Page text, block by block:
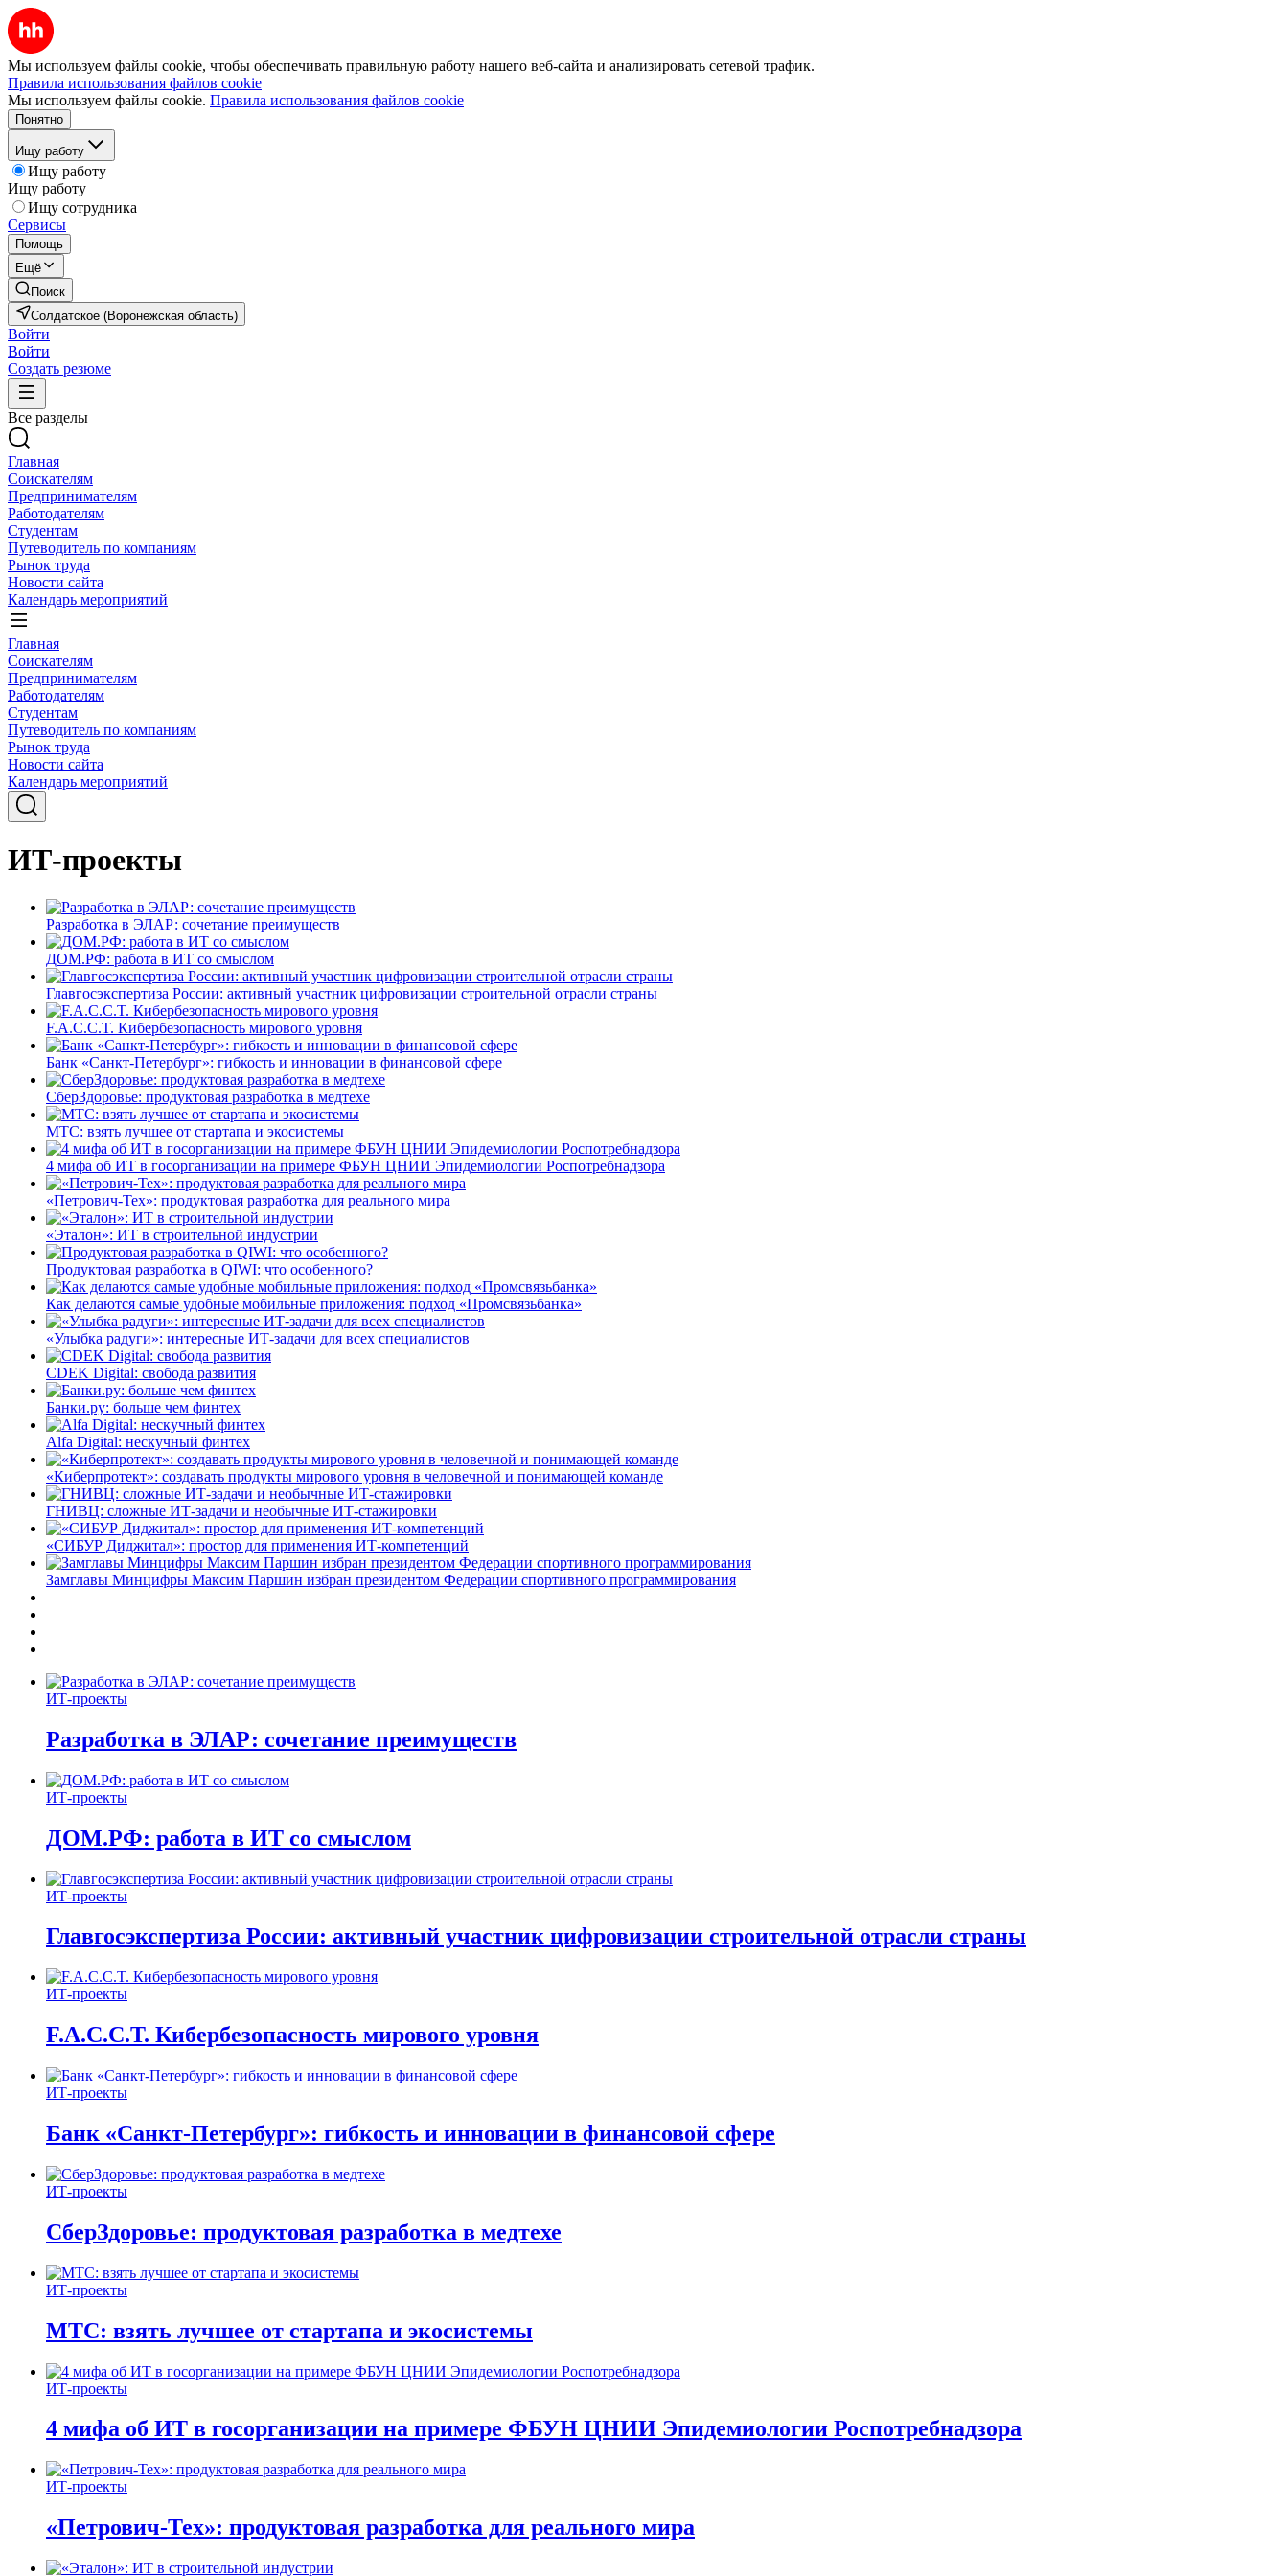
Мы используем файлы cookie, чтобы обеспечивать правильную работу нашего веб-сайта и анализировать сетевой трафик.
Правила использования файлов cookie
Мы используем файлы cookie. Правила использования файлов cookie
Понятно
Ищу работу
Ищу работу
Ищу работу
Ищу сотрудника
Сервисы
Помощь
Ещё
Поиск
Солдатское (Воронежская область)
Войти
Войти
Создать резюме
Все разделы
Главная
Соискателям
Предпринимателям
Работодателям
Студентам
Путеводитель по компаниям
Рынок труда
Новости сайта
Календарь мероприятий
Главная
Соискателям
Предпринимателям
Работодателям
Студентам
Путеводитель по компаниям
Рынок труда
Новости сайта
Календарь мероприятий
ИТ-проекты
Разработка в ЭЛАР: сочетание преимуществ
ДОМ.РФ: работа в ИТ со смыслом
Главгосэкспертиза России: активный участник цифровизации строительной отрасли страны
F.A.C.C.T. Кибербезопасность мирового уровня
Банк «Санкт-Петербург»: гибкость и инновации в финансовой сфере
СберЗдоровье: продуктовая разработка в медтехе
МТС: взять лучшее от стартапа и экосистемы
4 мифа об ИТ в госорганизации на примере ФБУН ЦНИИ Эпидемиологии Роспотребнадзора
«Петрович-Тех»: продуктовая разработка для реального мира
«Эталон»: ИТ в строительной индустрии
Продуктовая разработка в QIWI: что особенного?
Как делаются самые удобные мобильные приложения: подход «Промсвязьбанка»
«Улыбка радуги»: интересные ИТ-задачи для всех специалистов
CDEK Digital: свобода развития
Банки.ру: больше чем финтех
Alfa Digital: нескучный финтех
«Киберпротект»: создавать продукты мирового уровня в человечной и понимающей команде
ГНИВЦ: сложные ИТ‑задачи и необычные ИТ‑стажировки
«СИБУР Диджитал»: простор для применения ИТ-компетенций
Замглавы Минцифры Максим Паршин избран президентом Федерации спортивного программирования
ИТ-проекты
Разработка в ЭЛАР: сочетание преимуществ
ИТ-проекты
ДОМ.РФ: работа в ИТ со смыслом
ИТ-проекты
Главгосэкспертиза России: активный участник цифровизации строительной отрасли страны
ИТ-проекты
F.A.C.C.T. Кибербезопасность мирового уровня
ИТ-проекты
Банк «Санкт-Петербург»: гибкость и инновации в финансовой сфере
ИТ-проекты
СберЗдоровье: продуктовая разработка в медтехе
ИТ-проекты
МТС: взять лучшее от стартапа и экосистемы
ИТ-проекты
4 мифа об ИТ в госорганизации на примере ФБУН ЦНИИ Эпидемиологии Роспотребнадзора
ИТ-проекты
«Петрович-Тех»: продуктовая разработка для реального мира